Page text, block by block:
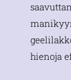
hienoja